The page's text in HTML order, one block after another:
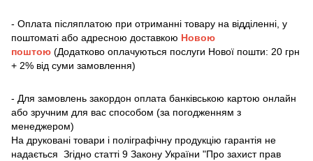
- Оплата післяплатою при отриманні товару на відділенні, у
поштоматі або адресною доставкою Новою
поштою (Додатково оплачуються послуги Нової пошти: 20 грн
+ 2% від суми замовлення)
- Для замовлень закордон оплата банківською картою онлайн
або зручним для вас способом (за погодженням з
менеджером)
На друковані товари і поліграфічну продукцію гарантія не
надається Згідно статті 9 Закону України "Про захист прав